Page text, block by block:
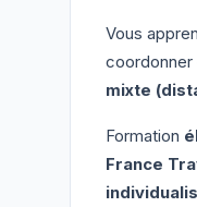
Vous
coordonner
mixte
Formation
France